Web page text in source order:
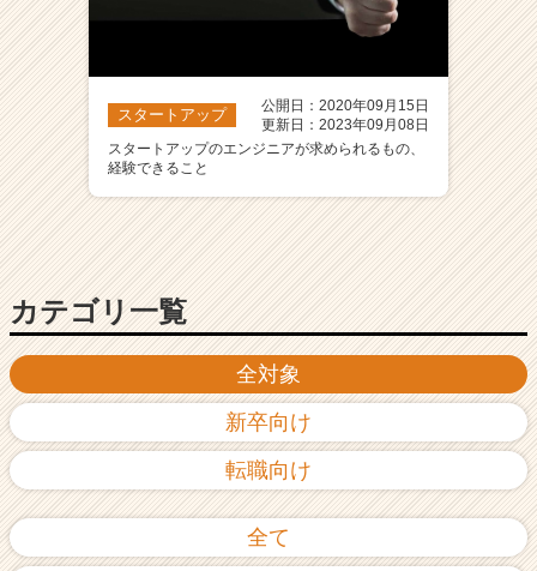
全対象
新卒向け
転職向け
全て
スタートアップ
公開日：2020年09月15日
更新日：2023年09月08日
スタートアップのエンジニアが求められるもの、
経験できること
カテゴリ一覧